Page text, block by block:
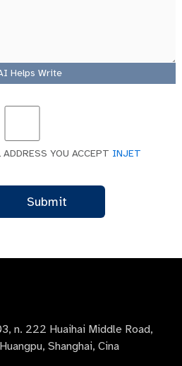
Helps Write
YOU ACCEPT INJET
Submit
n. 222 Huaihai Middle Road,
Shanghai, Cina